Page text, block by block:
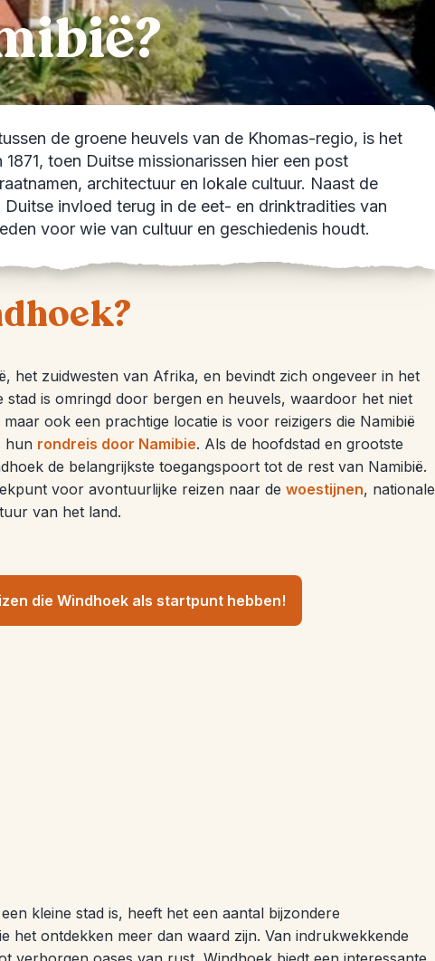
de groene heuvels van de Khomas-regio, is het
toen Duitse missionarissen hier een post
architectuur en lokale cultuur. Naast de
invloed terug in de eet- en drinktradities van
voor wie van cultuur en geschiedenis houdt.
het zuidwesten van Afrika, en bevindt zich ongeveer in het
stad is omringd door bergen en heuvels, waardoor het niet
ook een prachtige locatie is voor reizigers die Namibië
hun rondreis door Namibie. Als de hoofdstad en grootste
de belangrijkste toegangspoort tot de rest van Namibië.
voor avontuurlijke reizen naar de woestijnen, nationale
van het land.
die Windhoek als startpunt hebben!
kleine stad is, heeft het een aantal bijzondere
het ontdekken meer dan waard zijn. Van indrukwekkende